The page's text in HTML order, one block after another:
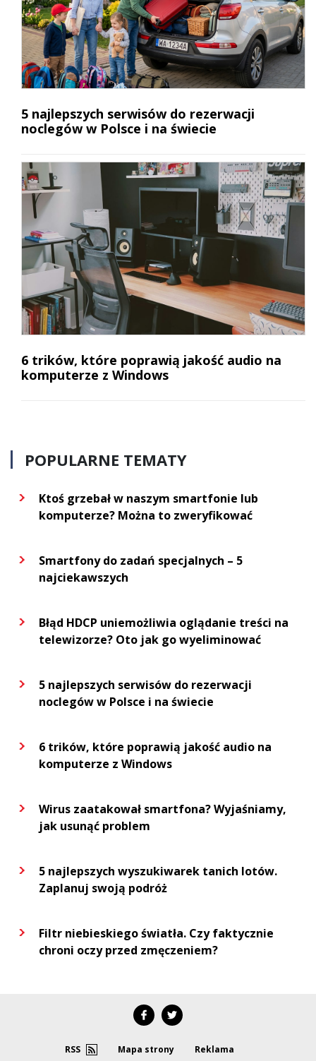
5 najlepszych serwisów do rezerwacji
noclegów w Polsce i na świecie
6 trików, które poprawią jakość audio na
komputerze z Windows
POPULARNE TEMATY
Ktoś grzebał w naszym smartfonie lub
komputerze? Można to zweryfikować
Smartfony do zadań specjalnych – 5
najciekawszych
Błąd HDCP uniemożliwia oglądanie treści na
telewizorze? Oto jak go wyeliminować
5 najlepszych serwisów do rezerwacji
noclegów w Polsce i na świecie
6 trików, które poprawią jakość audio na
komputerze z Windows
Wirus zaatakował smartfona? Wyjaśniamy,
jak usunąć problem
5 najlepszych wyszukiwarek tanich lotów.
Zaplanuj swoją podróż
Filtr niebieskiego światła. Czy faktycznie
chroni oczy przed zmęczeniem?
RSS Mapa strony
Reklama